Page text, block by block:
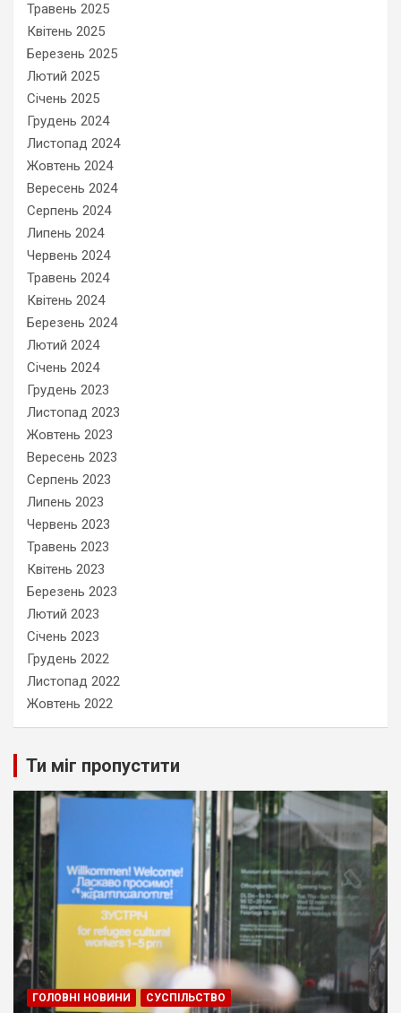
Травень 2025
Квітень 2025
Березень 2025
Лютий 2025
Січень 2025
Грудень 2024
Листопад 2024
Жовтень 2024
Вересень 2024
Серпень 2024
Липень 2024
Червень 2024
Травень 2024
Квітень 2024
Березень 2024
Лютий 2024
Січень 2024
Грудень 2023
Листопад 2023
Жовтень 2023
Вересень 2023
Серпень 2023
Липень 2023
Червень 2023
Травень 2023
Квітень 2023
Березень 2023
Лютий 2023
Січень 2023
Грудень 2022
Листопад 2022
Жовтень 2022
Ти міг пропустити
ГОЛОВНІ НОВИНИ СУСПІЛЬСТВО